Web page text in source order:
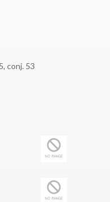
conj. 53